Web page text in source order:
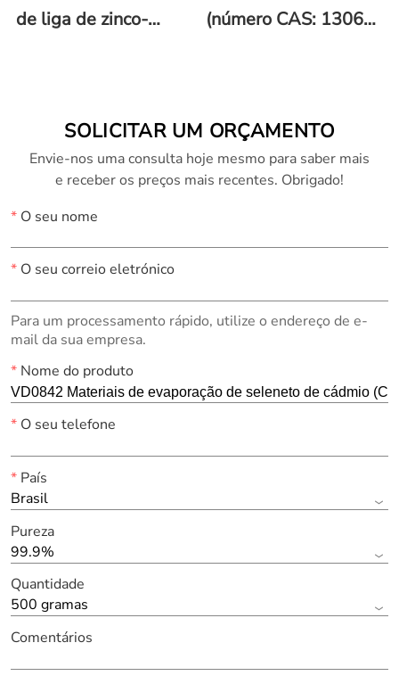
de liga de zinco-
(número CAS: 1306-
SOLICITAR UM ORÇAMENTO
Envie-nos uma consulta hoje mesmo para saber mais
e receber os preços mais recentes. Obrigado!
*O seu nome
*O seu correio eletrónico
Para um processamento rápido, utilize o endereço de e-
mail da sua empresa.
*Nome do produto
*O seu telefone
*País
Brasil
Pureza
99.9%
Quantidade
500 gramas
Comentários